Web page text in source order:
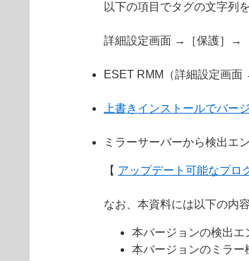
以下の項目でタグの文字列
詳細設定画面 →［保護］→
ESET RMM（詳細設定画
上書きインストールでバー
ミラーサーバーから検出エ
【 アップデート可能なプロ
なお、本資料には以下の内
本バージョンの検出
本バージョンのミラ